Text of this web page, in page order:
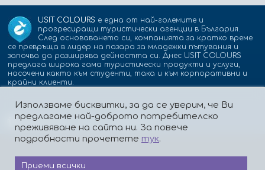
USIT COLOURS е една от най-големите и
прогресиращи туристически агенции в България.
След основаването си, компанията за кратко време
се превръща в лидер на пазара за младежки пътувания и
започва да разширява дейността си. Днес USIT COLOURS
предлага широка гама туристически продукти и услуги,
насочени както към студенти, така и към корпоративни и
крайни клиенти.
Партньори: isic.bg dskbank.bg
Използваме бисквитки, за да се уверим, че Ви
предлагаме най-доброто потребителско
преживяване на сайта ни. За повече
подробности прочетете тук.
Приеми всички